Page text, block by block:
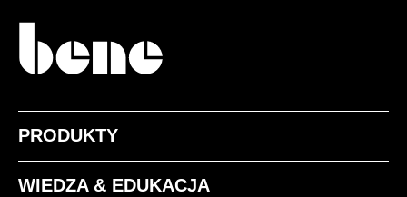
PRODUKTY
WIEDZA & EDUKACJA